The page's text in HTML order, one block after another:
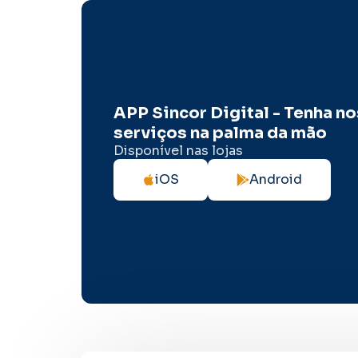
APP Sincor Digital - Tenha
serviços na palma da mão
Disponível nas lojas
iOS
Android